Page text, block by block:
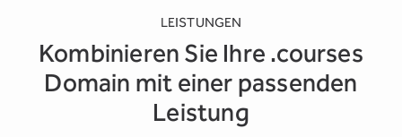
LEISTUNGEN
Kombinieren Sie Ihre .courses
Domain mit einer passenden
Leistung